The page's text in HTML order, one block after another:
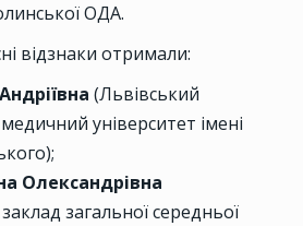
ОДА.
відзнаки отримали:
(Львівський
університет імені
Олександрівна
загальної середньої